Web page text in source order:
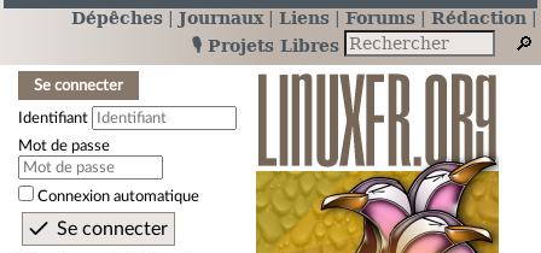
Dépêches Journaux Liens Forums
Rédaction
🎙️ Projets Libres
Se connecter
Identifiant
Mot de passe
Connexion automatique